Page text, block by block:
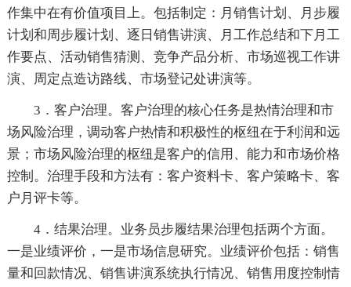
作集中在有价值项目上。包括制定：月销售计划、月步履
计划和周步履计划、逐日销售讲演、月工作总结和下月工
作要点、活动销售猜测、竞争产品分析、市场巡视工作讲
演、周定点造访路线、市场登记处讲演等。
3．客户治理。客户治理的核心任务是热情治理和市
场风险治理，调动客户热情和积极性的枢纽在于利润和远
景；市场风险治理的枢纽是客户的信用、能力和市场价格
控制。治理手段和方法有：客户资料卡、客户策略卡、客
户月评卡等。
4．结果治理。业务员步履结果治理包括两个方面。
一是业绩评价，一是市场信息研究。业绩评价包括：销售
量和回款情况、销售讲演系统执行情况、销售用度控制情